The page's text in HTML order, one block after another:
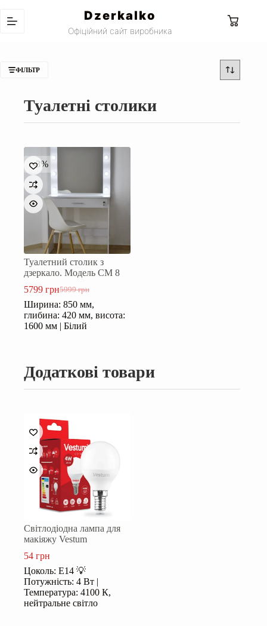
до
вмісту
Dzerkalko
Офіційний сайт виробника
Кошик
ФІЛЬТР
Туалетні столики
-3%
Туалетний столик з
дзеркало. Модель СМ 8
5999грн
Оригінальна
ціна:
5999 грн.
5799 грнПоточна
ціна:
5799 грн.
Ширина: 850 мм,
глибина: 420 мм, висота:
1600 мм | Білий
Додаткові товари
Світлодіодна лампа для
макіяжу Vestum
54 грн
Цоколь: Е14 💡
Потужність: 4 Вт |
Температура: 4100 К,
нейтральне світло